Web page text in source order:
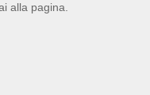
alla pagina.